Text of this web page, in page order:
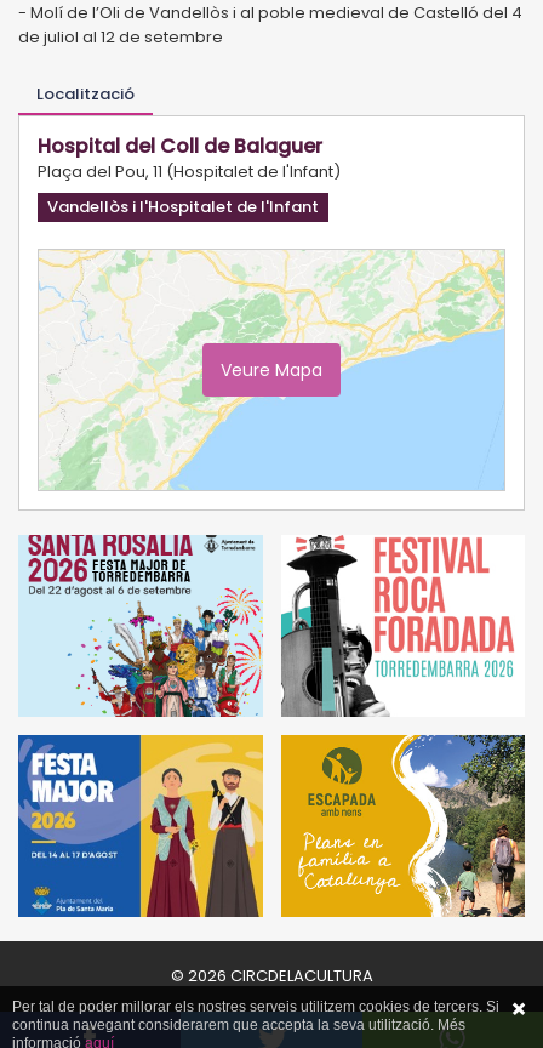
- Molí de l’Oli de Vandellòs i al poble medieval de Castelló del 4
de juliol al 12 de setembre
Localització
Hospital del Coll de Balaguer
Plaça del Pou, 11 (Hospitalet de l'Infant)
Vandellòs i l'Hospitalet de l'Infant
Veure Mapa
© 2026 CIRCDELACULTURA
Per tal de poder millorar els nostres serveis utilitzem cookies de tercers. Si
continua navegant considerarem que accepta la seva utilització. Més
informacióaquí